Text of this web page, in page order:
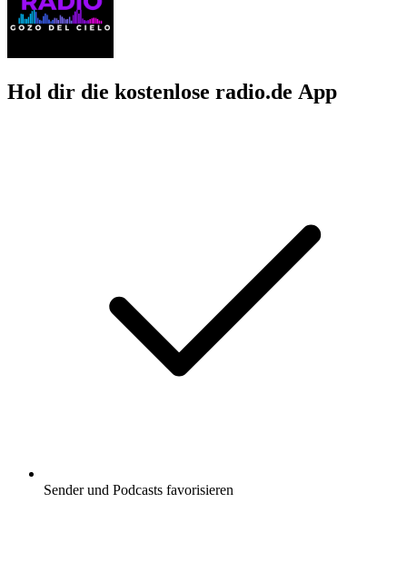
Hol dir die kostenlose radio.de App
Sender und Podcasts favorisieren